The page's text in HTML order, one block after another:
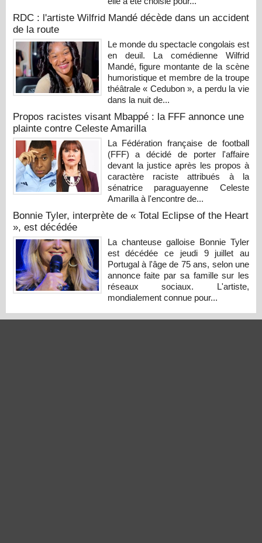
RDC : l'artiste Wilfrid Mandé décède dans un accident
de la route
Le monde du spectacle congolais est
en deuil. La comédienne Wilfrid
Mandé, figure montante de la scène
humoristique et membre de la troupe
théâtrale « Cedubon », a perdu la vie
dans la nuit de...
Propos racistes visant Mbappé : la FFF annonce une
plainte contre Celeste Amarilla
La Fédération française de football
(FFF) a décidé de porter l'affaire
devant la justice après les propos à
caractère raciste attribués à la
sénatrice paraguayenne Celeste
Amarilla à l'encontre de...
Bonnie Tyler, interprète de « Total Eclipse of the Heart
», est décédée
La chanteuse galloise Bonnie Tyler
est décédée ce jeudi 9 juillet au
Portugal à l'âge de 75 ans, selon une
annonce faite par sa famille sur les
réseaux sociaux. L'artiste,
mondialement connue pour...